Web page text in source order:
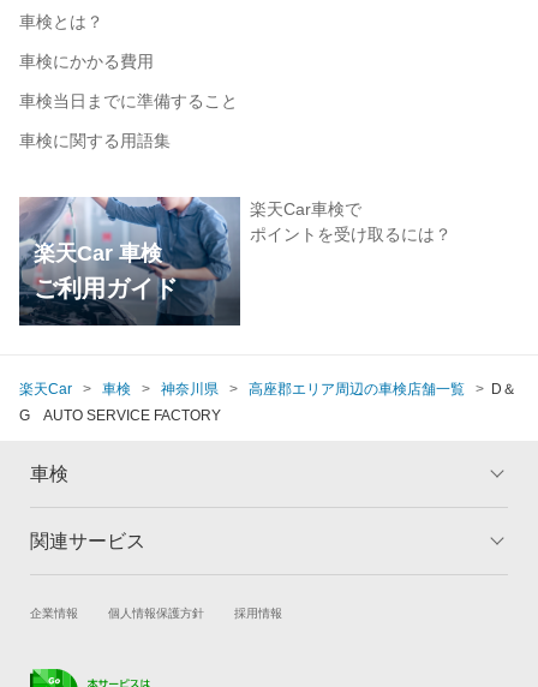
車検とは？
車検にかかる費用
車検当日までに準備すること
車検に関する用語集
楽天Car 車検
ご利用ガイド
楽天Car車検で
ポイントを受け取るには？
楽天Car 車検 神奈川県 高座郡エリア周辺の車検店舗一覧
D＆
G AUTO SERVICE FACTORY
車検
トップ
車検の基礎知識 キャンペーン一覧
関連サービス
試乗・商談 新車購入
企業情報 個人情報保護方針 採用情報